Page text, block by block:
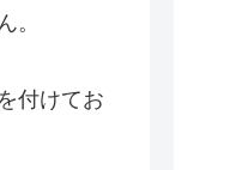
。
付けてお